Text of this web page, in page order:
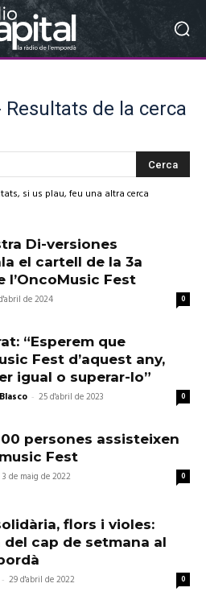
Resultats de la cerca
si us plau, feu una altra cerca
Di-versiones
el cartell de la 3a
l’OncoMusic Fest
de 2024 0
“Esperem que
Fest d’aquest any,
igual o superar-lo”
- 25 d'abril de 2023 0
persones assisteixen
Fest
3 de maig de 2022 0
flors i violes:
del cap de setmana al
- 29 d'abril de 2022 0